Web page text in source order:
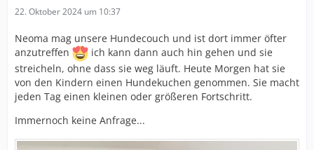
22. Oktober 2024 um 10:37
Neoma mag unsere Hundecouch und ist dort immer öfter
anzutreffen
ich kann dann auch hin gehen und sie
streicheln, ohne dass sie weg läuft. Heute Morgen hat sie
von den Kindern einen Hundekuchen genommen. Sie macht
jeden Tag einen kleinen oder größeren Fortschritt.
Immernoch keine Anfrage...